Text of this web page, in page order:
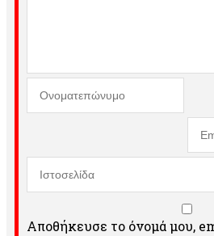
Αποθήκευσε το όνομά μου,